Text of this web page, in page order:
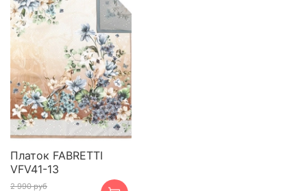
Платок FABRETTI
VFV41-13
2 990 руб